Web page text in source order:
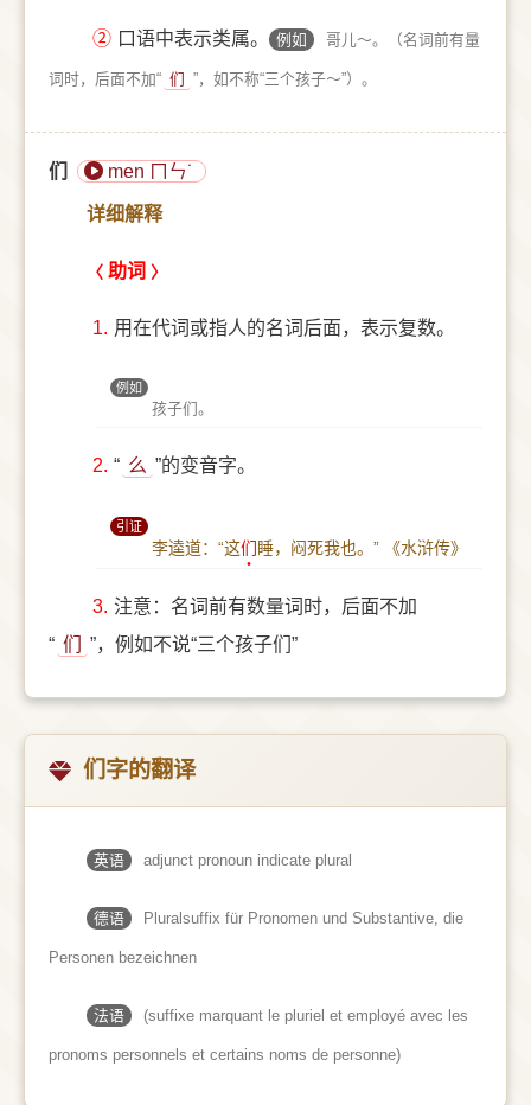
② 口语中表示类属。 例如 哥儿～。（名词前有量
词时，后面不加“ 们 ”，如不称“三个孩子～”）。
们 men ㄇㄣ˙
详细解释
助词
1. 用在代词或指人的名词后面，表示复数。
例如
孩子们。
2. “ 么 ”的变音字。
引证
李逵道：“这们 睡，闷死我也。” 《水浒传》
3. 注意：名词前有数量词时，后面不加
“ 们 ”，例如不说“三个孩子们”
们字的翻译
英语 adjunct pronoun indicate plural
德语 Pluralsuffix für Pronomen und Substantive, die
Personen bezeichnen
法语 (suffixe marquant le pluriel et employé avec les
pronoms personnels et certains noms de personne)​